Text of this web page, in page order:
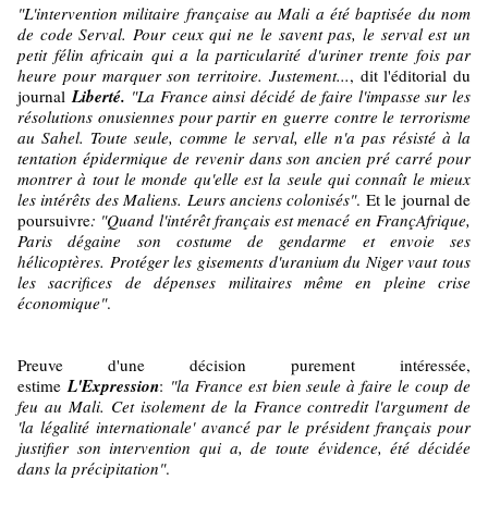
"L'intervention militaire française au Mali a été baptisée du nom
de code Serval. Pour ceux qui ne le savent pas, le serval est un
petit félin africain qui a la particularité d'uriner trente fois par
heure pour marquer son territoire. Justement..., dit l'éditorial du
journal Liberté. "La France ainsi décidé de faire l'impasse sur les
résolutions onusiennes pour partir en guerre contre le terrorisme
au Sahel. Toute seule, comme le serval, elle n'a pas résisté à la
tentation épidermique de revenir dans son ancien pré carré pour
montrer à tout le monde qu'elle est la seule qui connaît le mieux
les intérêts des Maliens. Leurs anciens colonisés". Et le journal de
poursuivre: "Quand l'intérêt français est menacé en FrançAfrique,
Paris dégaine son costume de gendarme et envoie ses
hélicoptères. Protéger les gisements d'uranium du Niger vaut tous
les sacrifices de dépenses militaires même en pleine crise
économique".
Preuve d'une décision purement intéressée,
estime L'Expression: "la France est bien seule à faire le coup de
feu au Mali. Cet isolement de la France contredit l'argument de
'la légalité internationale' avancé par le président français pour
justifier son intervention qui a, de toute évidence, été décidée
dans la précipitation".